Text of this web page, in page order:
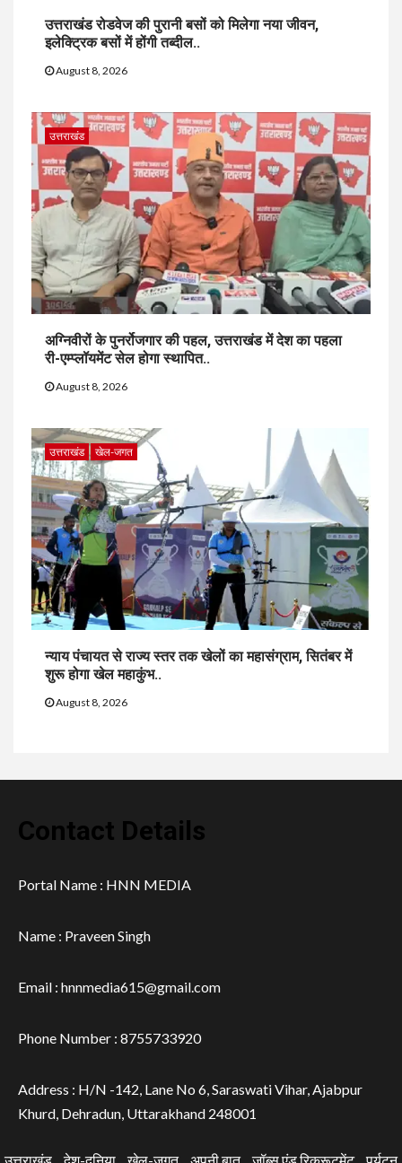
उत्तराखंड रोडवेज की पुरानी बसों को मिलेगा नया जीवन,
इलेक्ट्रिक बसों में होंगी तब्दील..
August 8, 2026
उत्तराखंड
अग्निवीरों के पुनर्रोजगार की पहल, उत्तराखंड में देश का पहला
री-एम्प्लॉयमेंट सेल होगा स्थापित..
August 8, 2026
उत्तराखंड खेल-जगत
न्याय पंचायत से राज्य स्तर तक खेलों का महासंग्राम, सितंबर में
शुरू होगा खेल महाकुंभ..
August 8, 2026
Contact Details
Portal Name : HNN MEDIA
Name : Praveen Singh
Email : hnnmedia615@gmail.com
Phone Number : 8755733920
Address : H/N -142, Lane No 6, Saraswati Vihar, Ajabpur
Khurd, Dehradun, Uttarakhand 248001